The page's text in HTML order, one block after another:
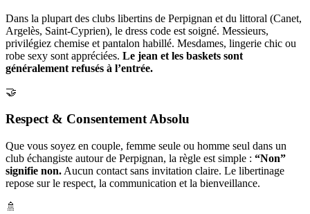
Dans la plupart des clubs libertins de Perpignan et du littoral (Canet,
Argelès, Saint-Cyprien), le dress code est soigné. Messieurs,
privilégiez chemise et pantalon habillé. Mesdames, lingerie chic ou
robe sexy sont appréciées. Le jean et les baskets sont
généralement refusés à l’entrée.
🤝
Respect & Consentement Absolu
Que vous soyez en couple, femme seule ou homme seul dans un
club échangiste autour de Perpignan, la règle est simple : “Non”
signifie non. Aucun contact sans invitation claire. Le libertinage
repose sur le respect, la communication et la bienveillance.
🚿